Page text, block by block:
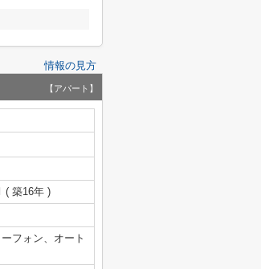
情報の見方
【アパート】
( 築16年 )
フォン、オート